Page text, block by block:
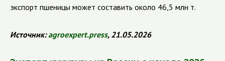
экспорт пшеницы может составить около 46,5 млн т.
Источник:agroexpert.press, 21.05.2026